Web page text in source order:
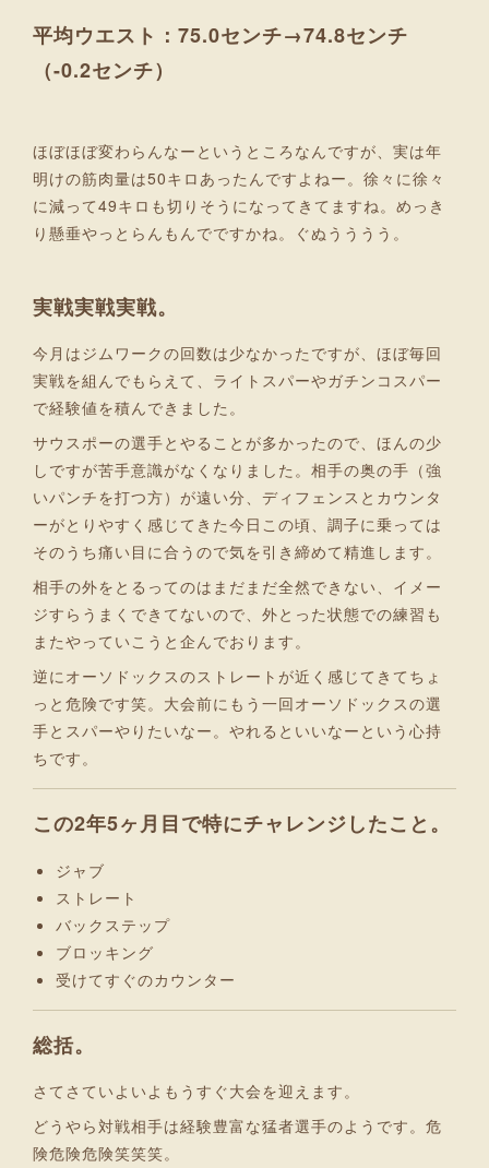
平均ウエスト：75.0センチ→74.8センチ
（-0.2センチ）
ほぼほぼ変わらんなーというところなんですが、実は年
明けの筋肉量は50キロあったんですよねー。徐々に徐々
に減って49キロも切りそうになってきてますね。めっき
り懸垂やっとらんもんでですかね。ぐぬうううう。
実戦実戦実戦。
今月はジムワークの回数は少なかったですが、ほぼ毎回
実戦を組んでもらえて、ライトスパーやガチンコスパー
で経験値を積んできました。
サウスポーの選手とやることが多かったので、ほんの少
しですが苦手意識がなくなりました。相手の奥の手（強
いパンチを打つ方）が遠い分、ディフェンスとカウンタ
ーがとりやすく感じてきた今日この頃、調子に乗っては
そのうち痛い目に合うので気を引き締めて精進します。
相手の外をとるってのはまだまだ全然できない、イメー
ジすらうまくできてないので、外とった状態での練習も
またやっていこうと企んでおります。
逆にオーソドックスのストレートが近く感じてきてちょ
っと危険です笑。大会前にもう一回オーソドックスの選
手とスパーやりたいなー。やれるといいなーという心持
ちです。
この2年5ヶ月目で特にチャレンジしたこと。
ジャブ
ストレート
バックステップ
ブロッキング
受けてすぐのカウンター
総括。
さてさていよいよもうすぐ大会を迎えます。
どうやら対戦相手は経験豊富な猛者選手のようです。危
険危険危険笑笑笑。